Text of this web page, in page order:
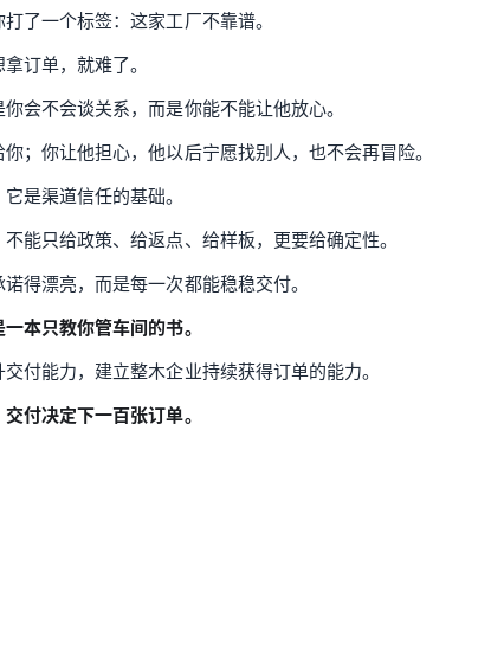
了一个标签：这家工厂不靠谱。
订单，就难了。
会不会谈关系，而是你能不能让他放心。
；你让他担心，他以后宁愿找别人，也不会再冒险。
是渠道信任的基础。
能只给政策、给返点、给样板，更要给确定性。
得漂亮，而是每一次都能稳稳交付。
本只教你管车间的书。
付能力，建立整木企业持续获得订单的能力。
付决定下一百张订单。